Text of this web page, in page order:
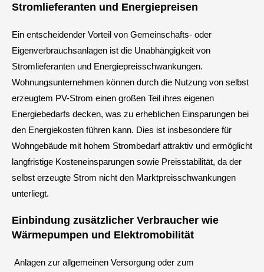
Stromlieferanten und Energiepreisen
Ein entscheidender Vorteil von Gemeinschafts- oder
Eigenverbrauchsanlagen ist die Unabhängigkeit von
Stromlieferanten und Energiepreisschwankungen.
Wohnungsunternehmen können durch die Nutzung von selbst
erzeugtem PV-Strom einen großen Teil ihres eigenen
Energiebedarfs decken, was zu erheblichen Einsparungen bei
den Energiekosten führen kann. Dies ist insbesondere für
Wohngebäude mit hohem Strombedarf attraktiv und ermöglicht
langfristige Kosteneinsparungen sowie Preisstabilität, da der
selbst erzeugte Strom nicht den Marktpreisschwankungen
unterliegt.
Einbindung zusätzlicher Verbraucher wie
Wärmepumpen und Elektromobilität
Anlagen zur allgemeinen Versorgung oder zum